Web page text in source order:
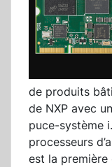
de produits
de NXP avec
puce-système
processeurs
est la première